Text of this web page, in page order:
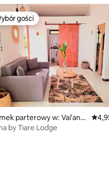
5 na 5, liczba recenzji: 24
gości
gości
parterowy w: Vai'ana
by Tiare Lodge